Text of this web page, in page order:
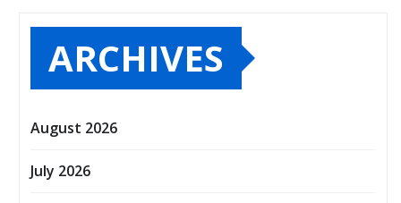
ARCHIVES
August 2026
July 2026